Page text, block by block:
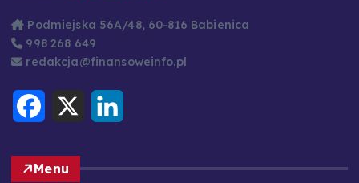
Podmiejska 56A/48, 60-816 Babienica
998 268 649
redakcja@finansoweinfo.pl
o
o
X
I
Menu